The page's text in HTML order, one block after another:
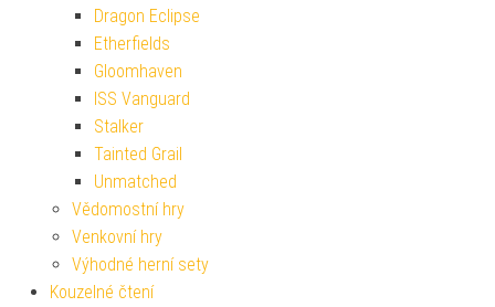
Dragon Eclipse
Etherfields
Gloomhaven
ISS Vanguard
Stalker
Tainted Grail
Unmatched
Vědomostní hry
Venkovní hry
Výhodné herní sety
Kouzelné čtení